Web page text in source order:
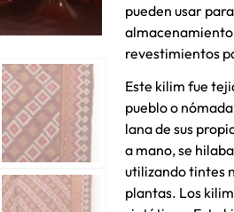
pueden usar
revestimientos
Este kilim fue
pueblo o
lana de sus
a mano, se
utilizando tintes
plantas. Los